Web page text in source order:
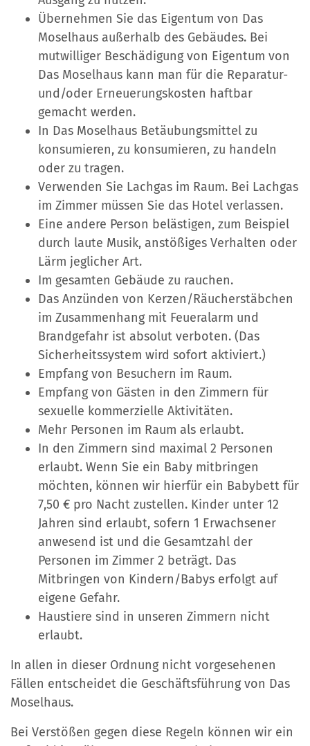
Übernehmen Sie das Eigentum von Das
Moselhaus außerhalb des Gebäudes. Bei
mutwilliger Beschädigung von Eigentum von
Das Moselhaus kann man für die Reparatur-
und/oder Erneuerungskosten haftbar
gemacht werden.
In Das Moselhaus Betäubungsmittel zu
konsumieren, zu konsumieren, zu handeln
oder zu tragen.
Verwenden Sie Lachgas im Raum. Bei Lachgas
im Zimmer müssen Sie das Hotel verlassen.
Eine andere Person belästigen, zum Beispiel
durch laute Musik, anstößiges Verhalten oder
Lärm jeglicher Art.
Im gesamten Gebäude zu rauchen.
Das Anzünden von Kerzen/Räucherstäbchen
im Zusammenhang mit Feueralarm und
Brandgefahr ist absolut verboten. (Das
Sicherheitssystem wird sofort aktiviert.)
Empfang von Besuchern im Raum.
Empfang von Gästen in den Zimmern für
sexuelle kommerzielle Aktivitäten.
Mehr Personen im Raum als erlaubt.
In den Zimmern sind maximal 2 Personen
erlaubt. Wenn Sie ein Baby mitbringen
möchten, können wir hierfür ein Babybett für
7,50 € pro Nacht zustellen. Kinder unter 12
Jahren sind erlaubt, sofern 1 Erwachsener
anwesend ist und die Gesamtzahl der
Personen im Zimmer 2 beträgt. Das
Mitbringen von Kindern/Babys erfolgt auf
eigene Gefahr.
Haustiere sind in unseren Zimmern nicht
erlaubt.
In allen in dieser Ordnung nicht vorgesehenen
Fällen entscheidet die Geschäftsführung von Das
Moselhaus.
Bei Verstößen gegen diese Regeln können wir ein